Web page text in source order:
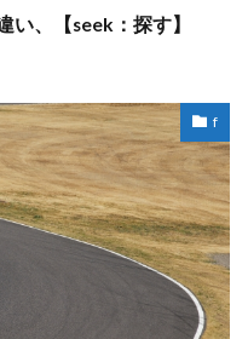
い、【seek：探す】
f